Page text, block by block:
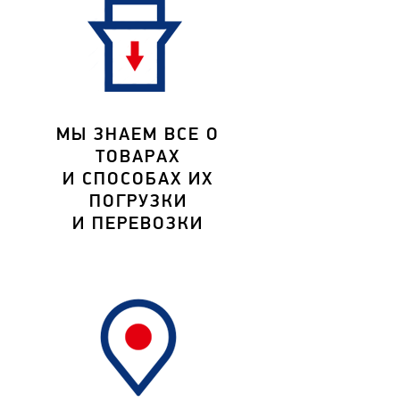
МЫ ЗНАЕМ ВСЕ О
ТОВАРАХ
И СПОСОБАХ ИХ
ПОГРУЗКИ
И ПЕРЕВОЗКИ